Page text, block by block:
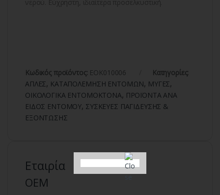
Κωδικός προϊόντος: ΕΟΚ010006
Κατηγορίες:
ΑΠΛΕΣ, ΚΑΤΑΠΟΛΕΜΗΣΗ ΕΝΤΟΜΩΝ, ΜΥΓΕΣ,
ΟΙΚΟΛΟΓΙΚΑ ΕΝΤΟΜΟΚΤΟΝΑ, ΠΡΟΪΟΝΤΑ ΑΝΑ
ΕΙΔΟΣ ΕΝΤΟΜΟΥ, ΣΥΣΚΕΥΕΣ ΠΑΓΙΔΕΥΣΗΣ &
ΕΞΟΝΤΩΣΗΣ
Εταιρία
OEM